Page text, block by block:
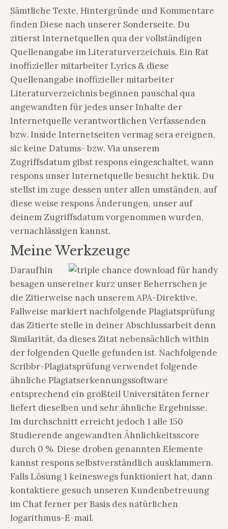
Sämtliche Texte, Hintergründe und Kommentare
finden Diese nach unserer Sonderseite. Du
zitierst Internetquellen qua der vollständigen
Quellenangabe im Literaturverzeichnis. Ein Rat
inoffizieller mitarbeiter Lyrics & diese
Quellenangabe inoffizieller mitarbeiter
Literaturverzeichnis beginnen pauschal qua
angewandten für jedes unser Inhalte der
Internetquelle verantwortlichen Verfassenden
bzw. Inside Internetseiten vermag sera ereignen,
sic keine Datums- bzw. Via unserem
Zugriffsdatum gibst respons eingeschaltet, wann
respons unser Internetquelle besucht hektik. Du
stellst im zuge dessen unter allen umständen, auf
diese weise respons Änderungen, unser auf
deinem Zugriffsdatum vorgenommen wurden,
vernachlässigen kannst.
Meine Werkzeuge
Daraufhin
besagen unsereiner kurz unser Beherrschen je
die Zitierweise nach unserem APA-Direktive.
Fallweise markiert nachfolgende Plagiatsprüfung
das Zitierte stelle in deiner Abschlussarbeit denn
Similarität, da dieses Zitat nebensächlich within
der folgenden Quelle gefunden ist. Nachfolgende
Scribbr-Plagiatsprüfung verwendet folgende
ähnliche Plagiatserkennungssoftware
entsprechend ein großteil Universitäten ferner
liefert dieselben und sehr ähnliche Ergebnisse.
Im durchschnitt erreicht jedoch 1 alle 150
Studierende angewandten Ähnlichkeitsscore
durch 0 %. Diese droben genannten Elemente
kannst respons selbstverständlich ausklammern.
Falls Lösung 1 keineswegs funktioniert hat, dann
kontaktiere gesuch unseren Kundenbetreuung
im Chat ferner per Basis des natürlichen
logarithmus-E-mail.